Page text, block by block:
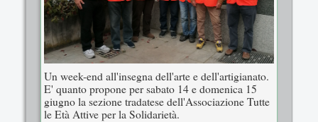
Un week-end all'insegna dell'arte e dell'artigianato.
E' quanto propone per sabato 14 e domenica 15
giugno la sezione tradatese dell'Associazione Tutte
le Età Attive per la Solidarietà.